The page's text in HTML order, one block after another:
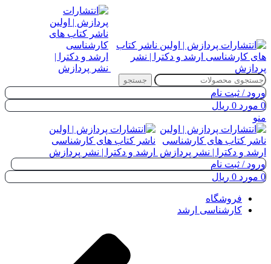
جستجو
ورود / ثبت نام
0 مورد 0 ریال
منو
ورود / ثبت نام
0 مورد 0 ریال
فروشگاه
کارشناسی ارشد